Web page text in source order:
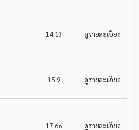
14.13 ดูรายละเอียด
15.9 ดูรายละเอียด
17.66 ดูรายละเอียด